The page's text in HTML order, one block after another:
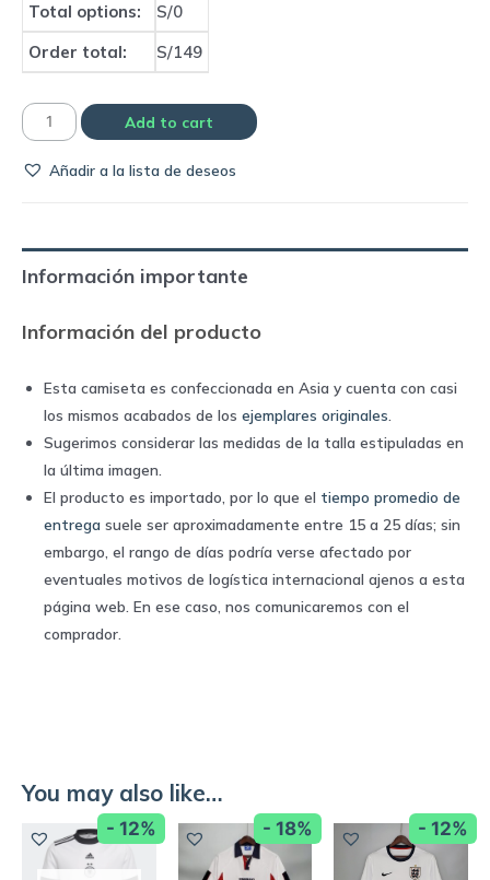
Total options:
S/0
Order total:
S/149
Camiseta
de
home
|
quantity
Add to cart
Añadir a la lista de deseos
Información importante
Información del producto
Esta camiseta es confeccionada en Asia y cuenta con casi
los mismos acabados de los ejemplares originales.
Sugerimos considerar las medidas de la talla estipuladas en
la última imagen.
El producto es importado, por lo que el tiempo promedio de
entrega suele ser aproximadamente entre 15 a 25 días; sin
embargo, el rango de días podría verse afectado por
eventuales motivos de logística internacional ajenos a esta
página web. En ese caso, nos comunicaremos con el
comprador.
You may also like…
- 12% - 18% - 12%